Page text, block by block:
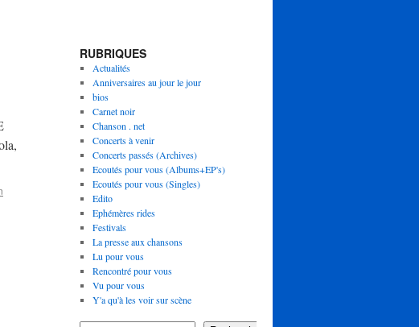
RUBRIQUES
Actualités
Anniversaires au jour le jour
bios
Carnet noir
Chanson . net
Concerts à venir
Concerts passés (Archives)
Ecoutés pour vous (Albums+EP's)
Ecoutés pour vous (Singles)
Edito
Ephémères rides
Festivals
La presse aux chansons
Lu pour vous
Rencontré pour vous
Vu pour vous
Y'a qu'à les voir sur scène